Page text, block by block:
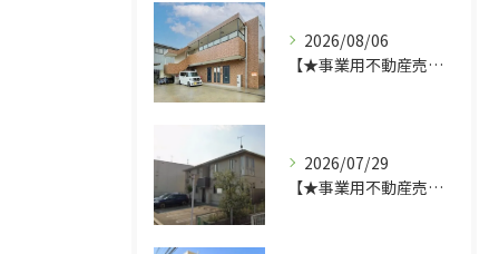
2026/08/06
【★事業用不動産売買仲介専門部署より★】福岡市の不動産｜株式会社ランドマーク●1棟収益物件・価格が下がりました！！●
2026/07/29
【★事業用不動産売買仲介専門部署より★】福岡市の不動産｜株式会社ランドマーク ●収益物件 「D-roomアネシス」価格改定のお知らせ●